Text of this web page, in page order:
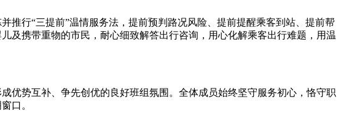
行“三提前”温情服务法，提前预判路况风险、提前提醒乘客到站、提前帮
及携带重物的市民，耐心细致解答出行咨询，用心化解乘客出行难题，用温
势互补、争先创优的良好班组氛围。全体成员始终坚守服务初心，恪守职
口。